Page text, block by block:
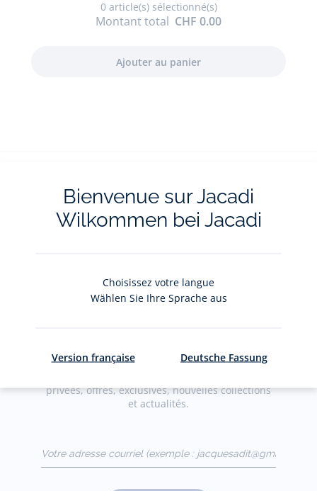
0article(s) sélectionné(s)
Montant total CHF 0.00
Le service client
A votre écoute
La livraison
Gratuits en
privées, offres, exclusives, nouvelles collections
et actualités.
(exemple :
jacquesadit@gmail.com)
Bienvenue sur Jacadi
Wilkommen bei Jacadi
Choisissez votre langue
Wählen Sie Ihre Sprache aus
Version française Deutsche Fassung